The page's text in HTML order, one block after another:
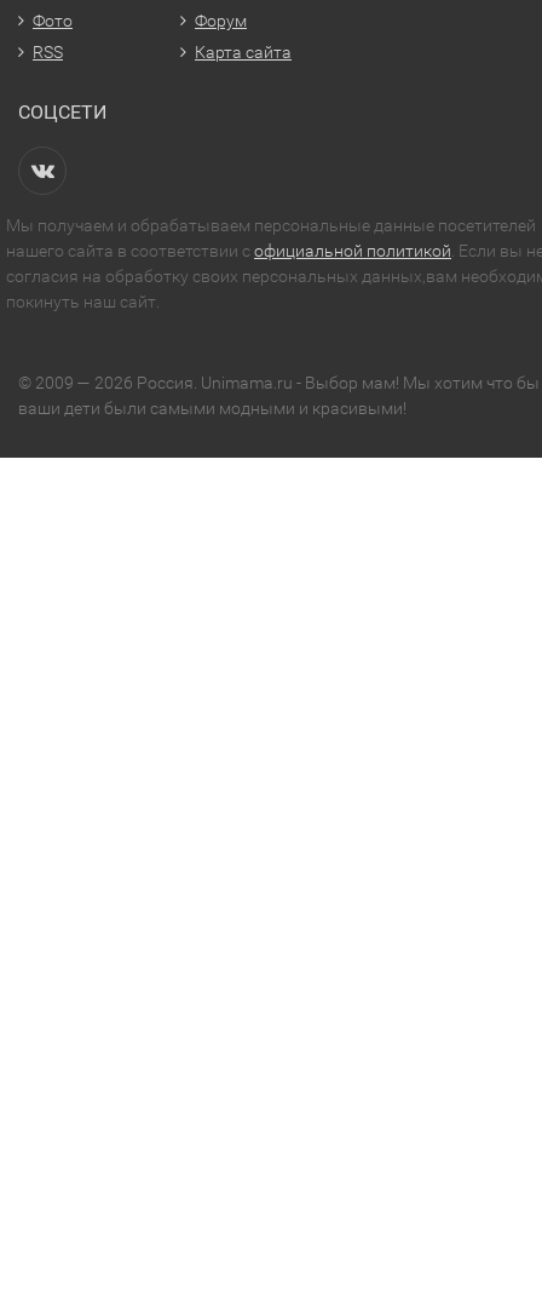
Фото
RSS
Форум
Карта сайта
СОЦСЕТИ
Мы получаем и обрабатываем персональные данные посетителей
нашего сайта в соответствии софициальной политикой . Если вы
согласия на обработку своих персональных данных,вам
покинуть наш сайт.
© 2009 — 2026 Россия. Unimama.ru - Выбор мам! Мы хотим что бы
ваши дети были самыми модными и красивыми!